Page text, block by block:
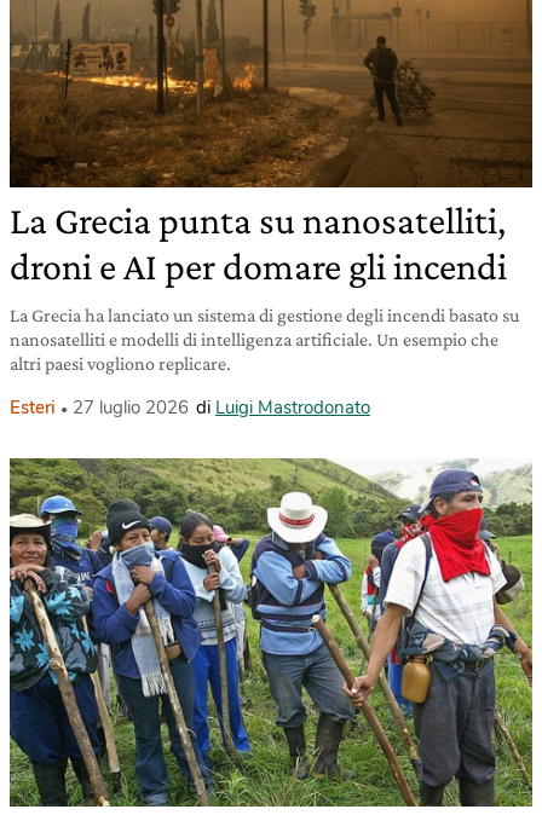
La Grecia punta su nanosatelliti,
droni e AI per domare gli incendi
La Grecia ha lanciato un sistema di gestione degli incendi basato su
nanosatelliti e modelli di intelligenza artificiale. Un esempio che
altri paesi vogliono replicare.
Esteri 27 luglio 2026 di Luigi Mastrodonato